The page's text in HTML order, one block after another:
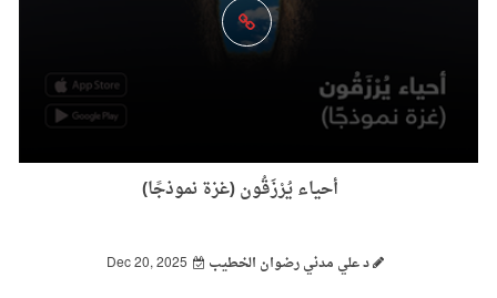
أحياء يُرْزَقُون (غزة نموذجًا)
د علي مدني رضوان الخطيب Dec 20, 2025